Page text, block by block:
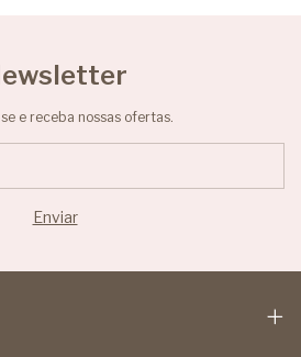
e receba nossas ofertas.